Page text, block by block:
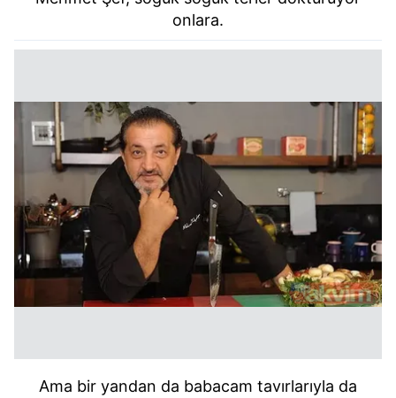
verileriniz işlenmekte olup gerekli olan çerezler bilgi
toplumu hizmetlerinin sunulması amacıyla
reklam/pazarlama faaliyetlerinin yapılması, amaçlarıyla
sınırlı olarak açık rızanız dahilinde kullanılacaktır.
Çerezlere ilişkin tercihlerinizi aşağıda yer alan panel
vasıtasıyla belirleyebilirsiniz. Çerezlere ilişkin detaylı bilgi
için Ayarlar butonuna tıklayabilir, Çerez Bilgilendirme
Metnimizi
ziyaret edebilirsiniz.
6698 sayılı Kişisel Verilerin Korunması Kanunu uyarınca
hazırlanmış Aydınlatma Metnimizi okumak ve sitemizde
onlara.
Ama bir yandan da babacam tavırlarıyla da